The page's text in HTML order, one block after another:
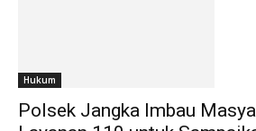
Hukum
Polsek Jangka Imbau